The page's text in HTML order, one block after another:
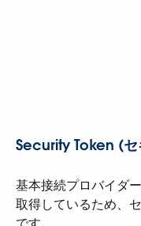
Security Token (
基本接続プロバイダ
取得しているため、